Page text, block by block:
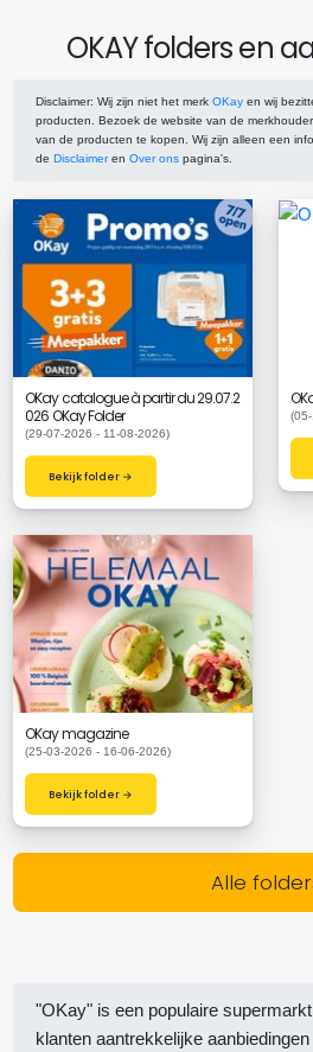
OKAY folders en
Disclaimer: Wij zijn niet het merk OKay en wij
producten. Bezoek de website van de
van de producten te kopen. Wij zijn alleen een
de Disclaimeren Over ons pagina's.
OKay catalogue à partir du 29.07.2
026 OKay Folder
(29-07-2026 - 11-08-2026)
Bekijk folder →
OKay magazine
(25-03-2026 - 16-06-2026)
Bekijk folder →
Alle
"OKay" is een populaire
klanten aantrekkelijke